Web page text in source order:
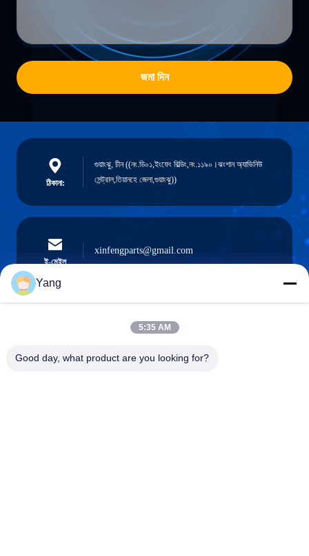
জমা দিন
ঠিকানা:
গুয়াংঝু, চীন ((নং.ডি০১,ইংফেং বিল্ডিং,নং.১১৯০।ঝংশান অ্যাভিনিউ
সেন্ট্রাল,তিয়ানহে জেলা,গুয়াংঝু))
ই-মেইল
xinfengparts@gmail.com
0086-189-9844-3486
Yang
5:35 AM
Good day, what product are you looking for?